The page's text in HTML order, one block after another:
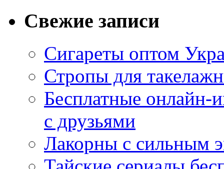
Свежие записи
Сигареты оптом
Стропы для
Бесплатные
с друзьями
Лакорны с сильным